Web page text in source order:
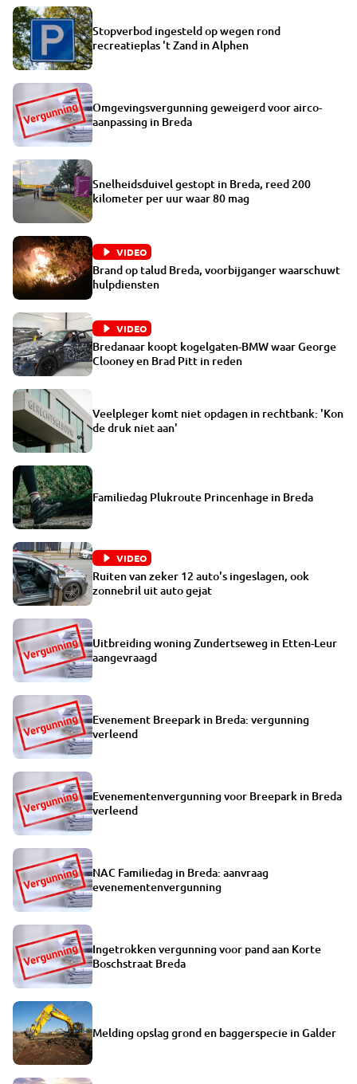
Stopverbod ingesteld op wegen rond
recreatieplas 't Zand in Alphen
Omgevingsvergunning geweigerd voor airco-
aanpassing in Breda
Snelheidsduivel gestopt in Breda, reed 200
kilometer per uur waar 80 mag
VIDEO
Brand op talud Breda, voorbijganger waarschuwt
hulpdiensten
VIDEO
Bredanaar koopt kogelgaten-BMW waar George
Clooney en Brad Pitt in reden
Veelpleger komt niet opdagen in rechtbank: 'Kon
de druk niet aan'
Familiedag Plukroute Princenhage in Breda
VIDEO
Ruiten van zeker 12 auto's ingeslagen, ook
zonnebril uit auto gejat
Uitbreiding woning Zundertseweg in Etten-Leur
aangevraagd
Evenement Breepark in Breda: vergunning
verleend
Evenementenvergunning voor Breepark in Breda
verleend
NAC Familiedag in Breda: aanvraag
evenementenvergunning
Ingetrokken vergunning voor pand aan Korte
Boschstraat Breda
Melding opslag grond en baggerspecie in Galder